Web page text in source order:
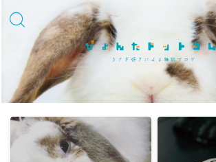
MENU
飼育知識・しつけ
品種紹介
性格・しぐさ